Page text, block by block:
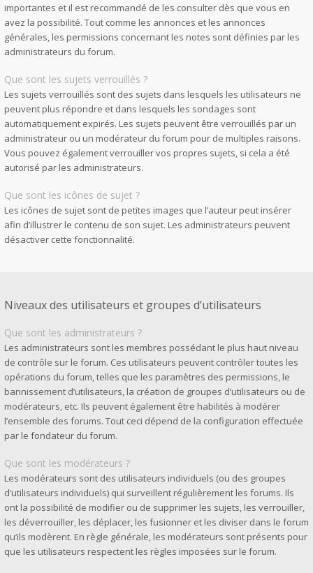
importantes et il est recommandé de les consulter dès que vous en
avez la possibilité. Tout comme les annonces et les annonces
générales, les permissions concernant les notes sont définies par les
administrateurs du forum.
Que sont les sujets verrouillés ?
Les sujets verrouillés sont des sujets dans lesquels les utilisateurs ne
peuvent plus répondre et dans lesquels les sondages sont
automatiquement expirés. Les sujets peuvent être verrouillés par un
administrateur ou un modérateur du forum pour de multiples raisons.
Vous pouvez également verrouiller vos propres sujets, si cela a été
autorisé par les administrateurs.
Que sont les icônes de sujet ?
Les icônes de sujet sont de petites images que l’auteur peut insérer
afin d’illustrer le contenu de son sujet. Les administrateurs peuvent
désactiver cette fonctionnalité.
Niveaux des utilisateurs et groupes d’utilisateurs
Que sont les administrateurs ?
Les administrateurs sont les membres possédant le plus haut niveau
de contrôle sur le forum. Ces utilisateurs peuvent contrôler toutes les
opérations du forum, telles que les paramètres des permissions, le
bannissement d’utilisateurs, la création de groupes d’utilisateurs ou de
modérateurs, etc. Ils peuvent également être habilités à modérer
l’ensemble des forums. Tout ceci dépend de la configuration effectuée
par le fondateur du forum.
Que sont les modérateurs ?
Les modérateurs sont des utilisateurs individuels (ou des groupes
d’utilisateurs individuels) qui surveillent régulièrement les forums. Ils
ont la possibilité de modifier ou de supprimer les sujets, les verrouiller,
les déverrouiller, les déplacer, les fusionner et les diviser dans le forum
qu’ils modèrent. En règle générale, les modérateurs sont présents pour
que les utilisateurs respectent les règles imposées sur le forum.